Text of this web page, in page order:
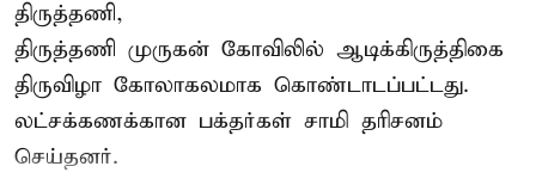
திருத்தணி,
திருத்தணி முருகன் கோவிலில் ஆடிக்கிருத்திகை
திருவிழா கோலாகலமாக கொண்டாடப்பட்டது.
லட்சக்கணக்கான பக்தர்கள் சாமி தரிசனம்
செய்தனர்.